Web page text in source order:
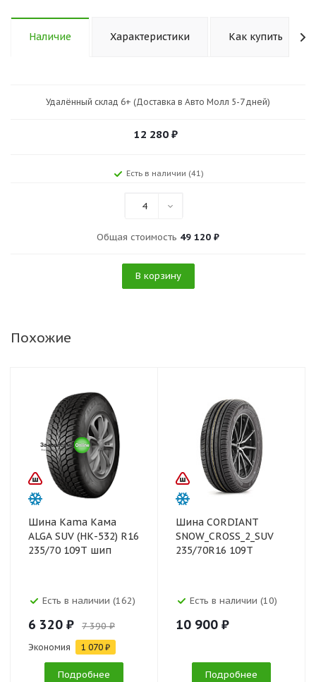
Наличие Характеристики Как купить
Удалённый склад 6+ (Доставка в Авто Молл 5-7 дней)
12 280₽
Есть в наличии (41)
4
Общая стоимость 49 120 ₽
В корзину
Похожие
Шина Kama Кама
ALGA SUV (НК-532) R16
235/70 109T шип
Есть в наличии (162)
6 320 ₽ 7 390 ₽
Экономия 1 070 ₽
Подробнее
Шина CORDIANT
SNOW_CROSS_2_SUV
235/70R16 109T
Есть в наличии (10)
10 900 ₽
Подробнее